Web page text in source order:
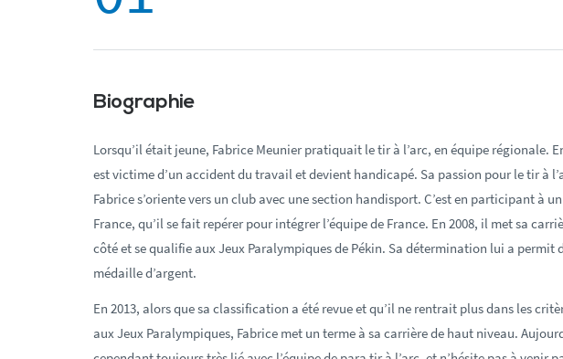
Biographie
Lorsqu’il était jeune, Fabrice Meunier pratiquait le tir à l’arc, en équipe régionale.
est victime d’un accident du travail et devient handicapé. Sa passion pour le tir à
Fabrice s’oriente vers un club avec une section handisport. C’est en participant à
France, qu’il se fait repérer pour intégrer l’équipe de France. En 2008, il met sa
côté et se qualifie aux Jeux Paralympiques de Pékin. Sa détermination lui a permit
médaille d’argent.
En 2013, alors que sa classification a été revue et qu’il ne rentrait plus dans les
aux Jeux Paralympiques, Fabrice met un terme à sa carrière de haut niveau.